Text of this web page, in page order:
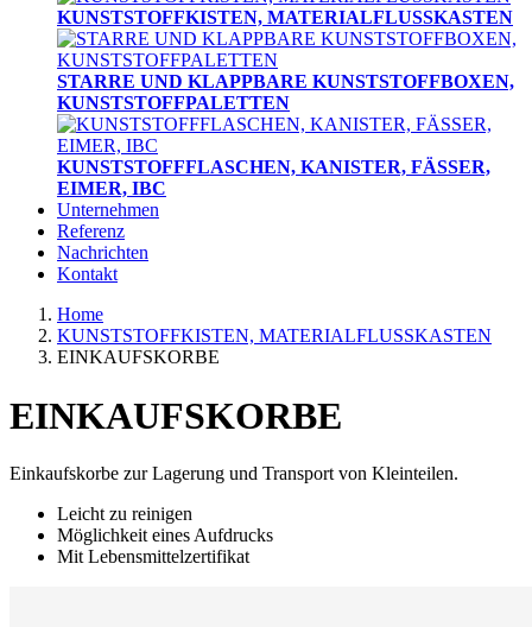
KUNSTSTOFFKISTEN, MATERIALFLUSSKASTEN
STARRE UND KLAPPBARE KUNSTSTOFFBOXEN,
KUNSTSTOFFPALETTEN
KUNSTSTOFFFLASCHEN, KANISTER, FÄSSER,
EIMER, IBC
Unternehmen
Referenz
Nachrichten
Kontakt
Home
KUNSTSTOFFKISTEN, MATERIALFLUSSKASTEN
EINKAUFSKORBE
EINKAUFSKORBE
Einkaufskorbe zur Lagerung und Transport von Kleinteilen.
Leicht zu reinigen
Möglichkeit eines Aufdrucks
Mit Lebensmittelzertifikat